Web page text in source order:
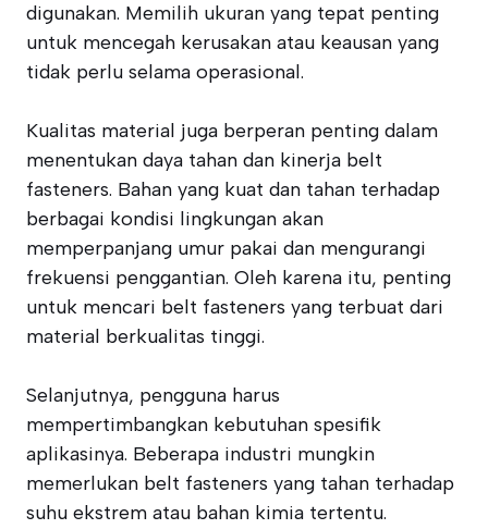
digunakan. Memilih ukuran yang tepat penting
untuk mencegah kerusakan atau keausan yang
tidak perlu selama operasional.
Kualitas material juga berperan penting dalam
menentukan daya tahan dan kinerja belt
fasteners. Bahan yang kuat dan tahan terhadap
berbagai kondisi lingkungan akan
memperpanjang umur pakai dan mengurangi
frekuensi penggantian. Oleh karena itu, penting
untuk mencari belt fasteners yang terbuat dari
material berkualitas tinggi.
Selanjutnya, pengguna harus
mempertimbangkan kebutuhan spesifik
aplikasinya. Beberapa industri mungkin
memerlukan belt fasteners yang tahan terhadap
suhu ekstrem atau bahan kimia tertentu.